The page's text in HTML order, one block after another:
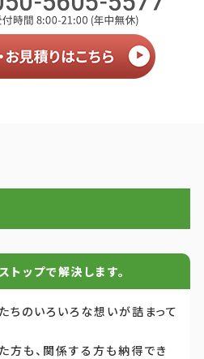
トップで解決します。
ちのいろいろな想いが詰まって
方も、関係する方も納得でき